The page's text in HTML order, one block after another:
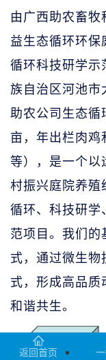
由广西助农畜
益生态循环环保
循环科技研学示
族自治区河池市
助农公司生态循
亩，年出栏肉鸡
等），是一个以
村振兴庭院养殖
循环、科技研学
范项目。我们的
式，通过微生物
式，形成高品质
和谐共生。
返回首页